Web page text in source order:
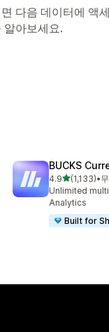
다음 데이터에 액
알아보세요.
BUCKS
4.9별 5개 중
(1,133)
총 리뷰 1133개
•
Unlimited
Analytics
Built for